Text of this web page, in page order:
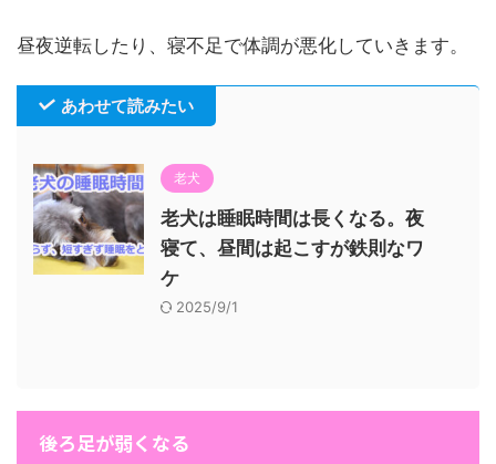
昼夜逆転したり、寝不足で体調が悪化していきます。
あわせて読みたい
老犬
老犬は睡眠時間は長くなる。夜
寝て、昼間は起こすが鉄則なワ
ケ
2025/9/1
後ろ足が弱くなる